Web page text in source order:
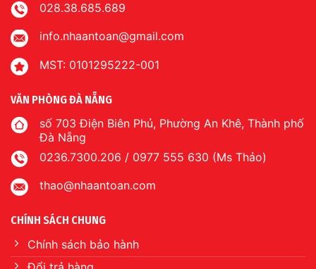
028.38.685.689
info.nhaantoan@gmail.com
MST: 0101295222-001
VĂN PHÒNG ĐÀ NẴNG
số 703 Điện Biên Phủ, Phường An Khê, Thành phố
Đà Nẵng
0236.7300.206 / 0977 555 630 (Ms Thảo)
thao@nhaantoan.com
CHÍNH SÁCH CHUNG
Chính sách bảo hành